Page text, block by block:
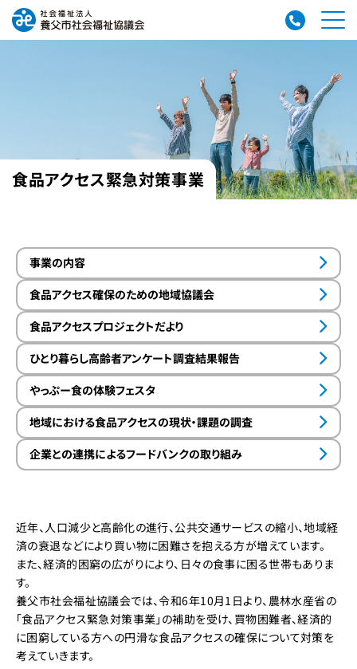
食品アクセス緊急対策事業
事業の内容
食品アクセス確保のための地域協議会
食品アクセスプロジェクトだより
ひとり暮らし高齢者アンケート調査結果報告
やっぷー食の体験フェスタ
地域における食品アクセスの現状・課題の調査
企業との連携によるフードバンクの取り組み
近年、人口減少と高齢化の進行、公共交通サービスの縮小、地域経
済の衰退などにより買い物に困難さを抱える方が増えています。
また、経済的困窮の広がりにより、日々の食事に困る世帯もありま
す。
養父市社会福祉協議会では、令和6年10月1日より、農林水産省の
「食品アクセス緊急対策事業」の補助を受け、買物困難者、経済的
に困窮している方への円滑な食品アクセスの確保について対策を
考えていきます。